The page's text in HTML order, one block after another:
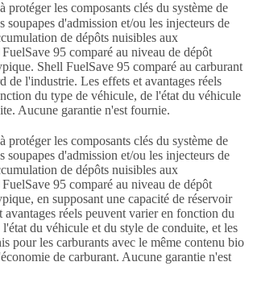
protéger les composants clés du système de
soupapes d'admission et/ou les injecteurs de
de dépôts nuisibles aux
95 comparé au niveau de dépôt
Shell FuelSave 95 comparé au carburant
de l'industrie. Les effets et avantages réels
du type de véhicule, de l'état du véhicule
Aucune garantie n'est fournie.
protéger les composants clés du système de
soupapes d'admission et/ou les injecteurs de
de dépôts nuisibles aux
95 comparé au niveau de dépôt
en supposant une capacité de réservoir
réels peuvent varier en fonction du
du véhicule et du style de conduite, et les
pour les carburants avec le même contenu bio
de carburant. Aucune garantie n'est